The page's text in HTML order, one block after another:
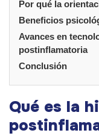
Por qué la
Beneficios
Avances en
postinflamatoria
Conclusión
Qué es la